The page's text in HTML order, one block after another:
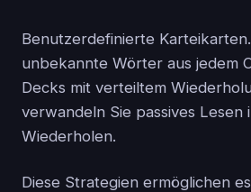
Benutzerdefinierte
unbekannte Wörter aus jedem
Decks mit verteiltem
verwandeln Sie passives Lesen
Wiederholen.
Diese Strategien ermöglichen